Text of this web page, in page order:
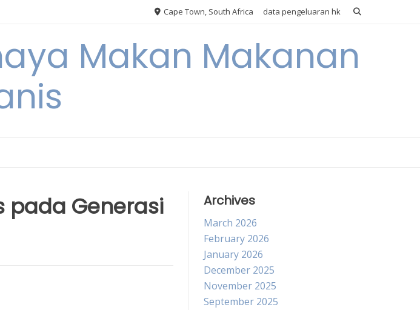
Cape Town, South Africa data pengeluaran hk
Makan Makanan
pada Generasi
Archives
March 2026
February 2026
January 2026
December 2025
November 2025
September 2025